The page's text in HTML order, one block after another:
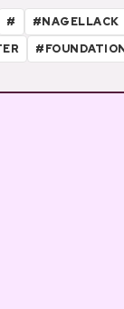
# #NAGELLACK